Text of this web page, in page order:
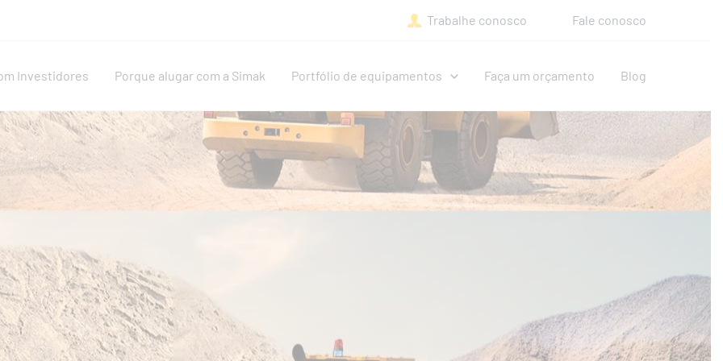
Trabalhe conosco Fale conosco
Investidores Porque alugar com a Simak Portfólio de equipamentos Faça um orçamento Blog